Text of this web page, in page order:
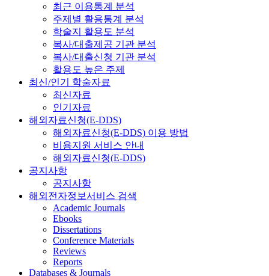
최근 이용통계 분석
주제별 활용통계 분석
학술지 활용도 분석
복사/대출제공 기관 분석
복사/대출신청 기관 분석
활용도 높은 주제
최신/인기 학술자료
최신자료
인기자료
해외자료신청(E-DDS)
해외자료신청(E-DDS) 이용 방법
비용지원 서비스 안내
해외자료신청(E-DDS)
공지사항
공지사항
해외전자정보서비스 검색
Academic Journals
Ebooks
Dissertations
Conference Materials
Reviews
Reports
Databases & Journals